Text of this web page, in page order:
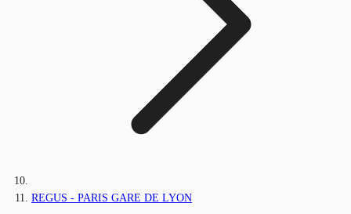
REGUS - PARIS GARE DE LYON